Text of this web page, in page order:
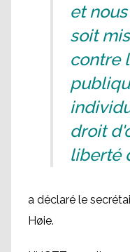
et
soit
contre
droit
liberté
a déclaré le
Høie.